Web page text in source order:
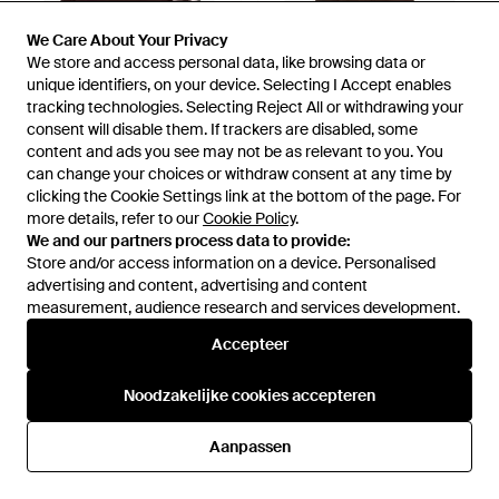
We Care About Your Privacy
We store and access personal data, like browsing data or
unique identifiers, on your device. Selecting I Accept enables
tracking technologies. Selecting Reject All or withdrawing your
consent will disable them. If trackers are disabled, some
content and ads you see may not be as relevant to you. You
can change your choices or withdraw consent at any time by
clicking the Cookie Settings link at the bottom of the page. For
more details, refer to ourCookie Policy.
We and our partners process data to provide:
Store and/or access information on a device. Personalised
advertising and content, advertising and content
measurement, audience research and services development.
Accepteer
Noodzakelijke cookies accepteren
Aanpassen
We Care About Your Privacy
We store and access personal data, like browsing data or
unique identifiers, on your device. Selecting I Accept enables
tracking technologies. Selecting Reject All or withdrawing your
consent will disable them. If trackers are disabled, some
content and ads you see may not be as relevant to you. You
can change your choices or withdraw consent at any time by
clicking the Cookie Settings link at the bottom of the page. For
more details, refer to ourCookie Policy.
We and our partners process data to provide:
Store and/or access information on a device. Personalised
advertising and content, advertising and content
measurement, audience research and services development.
Accepteer
Noodzakelijke cookies accepteren
Aanpassen
€ 8,99
Pull&Bear
Sjaal Met Franjes - Bruin
Van Pull&Bear
NIET MEER OP VOORRAAD
€ 8,99
Pull&Bear
Maxi Mohair-Look Sjaal - Bruin
VanPull&Bear
NIET MEER OP VOORRAAD